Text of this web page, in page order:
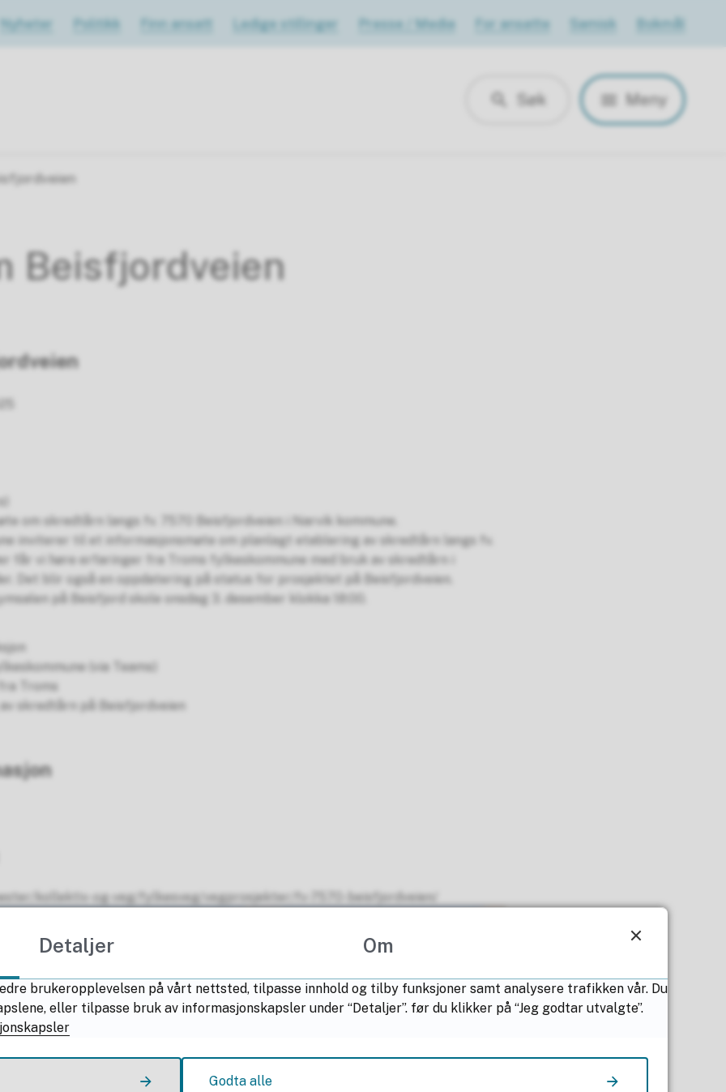
Nyheter Politikk Finn ansatt Ledige stillinger Presse / Media For ansatte Samisk Bokmål
Søk Meny
Beisfjordveien
om skredtårn langs fv. 7570 Beisfjordveien i Narvik kommune.
inviterer til et informasjonsmøte om planlagt etablering av skredtårn langs fv.
får vi høre erfaringer fra Troms fylkeskommune med bruk av skredtårn i
Det blir også en oppdatering på status for prosjektet på Beisfjordveien.
på Beisfjord skole onsdag 3. desember klokka 18:00.
(via Teams)
Troms
skredtårn på Beisfjordveien
kollektiv-og-veg/fylkesveg/vegprosjekter/fv-7570-beisfjordveien/
Detaljer Om
brukeropplevelsen på vårt nettsted, tilpasse innhold og tilby funksjoner samt analysere trafikken vår. Du
eller tilpasse bruk av informasjonskapsler under “Detaljer”. før du klikker på “Jeg godtar utvalgte”.
Godta alle